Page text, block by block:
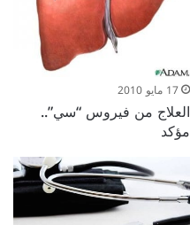
17 مايو 2010
العلاج من فيروس “سي”..
مؤكد